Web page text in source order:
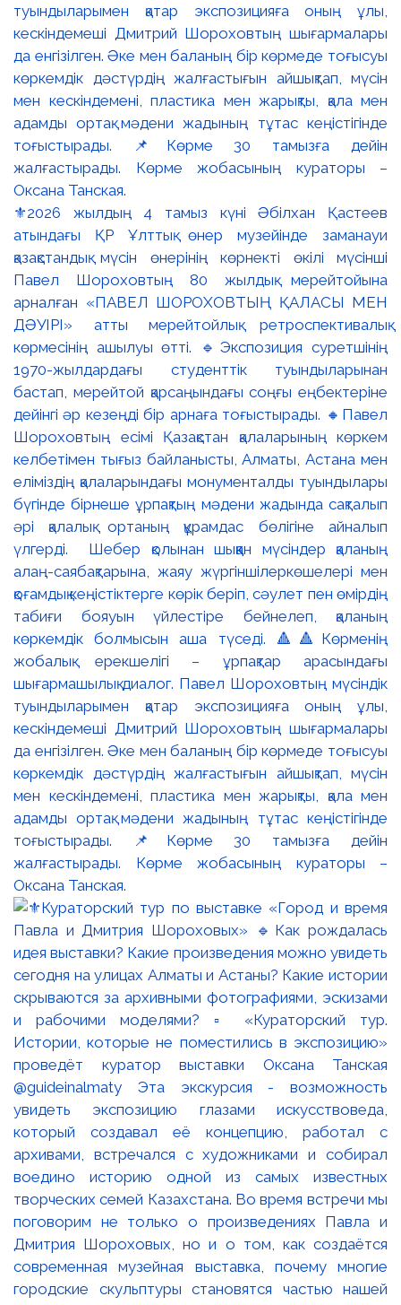
⚜️2026 жылдың 4 тамыз күні Әбілхан Қастеев
атындағы ҚР Ұлттық өнер музейінде заманауи
қазақстандық мүсін өнерінің көрнекті өкілі мүсінші
Павел Шороховтың 80 жылдық мерейтойына
арналған «ПАВЕЛ ШОРОХОВТЫҢ ҚАЛАСЫ МЕН
ДӘУІРІ» атты мерейтойлық ретроспективалық
көрмесінің ашылуы өтті. 🔹Экспозиция суретшінің
1970-жылдардағы студенттік туындыларынан
бастап, мерейтой қарсаңындағы соңғы еңбектеріне
дейінгі әр кезеңді бір арнаға тоғыстырады. 🔸Павел
Шороховтың есімі Қазақстан қалаларының көркем
келбетімен тығыз байланысты, Алматы, Астана мен
еліміздің қалаларындағы монументалды туындылары
бүгінде бірнеше ұрпақтың мәдени жадында сақталып
әрі қалалық ортаның құрамдас бөлігіне айналып
үлгерді. Шебер қолынан шыққан мүсіндер қаланың
алаң-саябақтарына, жаяу жүргіншілеркөшелері мен
қоғамдық кеңістіктерге көрік беріп, сәулет пен өмірдің
табиғи бояуын үйлестіре бейнелеп, қаланың
көркемдік болмысын аша түседі. 🔺🔺Көрменің
жобалық ерекшелігі – ұрпақтар арасындағы
шығармашылық диалог. Павел Шороховтың мүсіндік
туындыларымен қатар экспозицияға оның ұлы,
кескіндемеші Дмитрий Шороховтың шығармалары
да енгізілген. Әке мен баланың бір көрмеде тоғысуы
көркемдік дәстүрдің жалғастығын айшықтап, мүсін
мен кескіндемені, пластика мен жарықты, қала мен
адамды ортақ мәдени жадының тұтас кеңістігінде
тоғыстырады. 📌Көрме 30 тамызға дейін
жалғастырады. Көрме жобасының кураторы –
Оксана Танская.